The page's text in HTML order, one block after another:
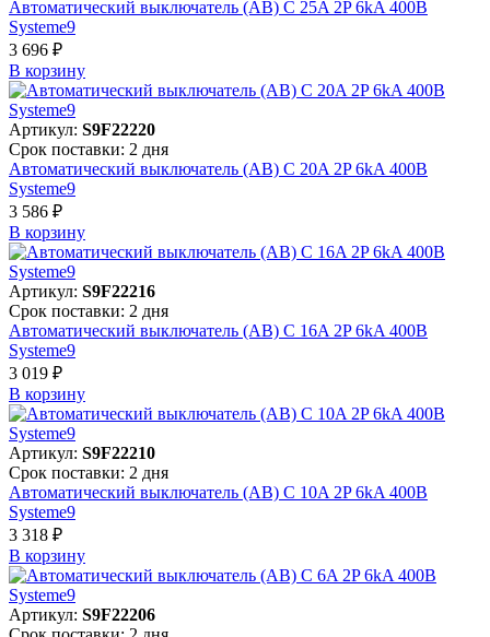
Автоматический выключатель (АВ) C 25A 2P 6kA 400В
Systeme9
3 696 ₽
В корзинy
Артикул: S9F22220
Срок поставки: 2 дня
Автоматический выключатель (АВ) C 20A 2P 6kA 400В
Systeme9
3 586 ₽
В корзинy
Артикул: S9F22216
Срок поставки: 2 дня
Автоматический выключатель (АВ) C 16A 2P 6kA 400В
Systeme9
3 019 ₽
В корзинy
Артикул: S9F22210
Срок поставки: 2 дня
Автоматический выключатель (АВ) C 10A 2P 6kA 400В
Systeme9
3 318 ₽
В корзинy
Артикул: S9F22206